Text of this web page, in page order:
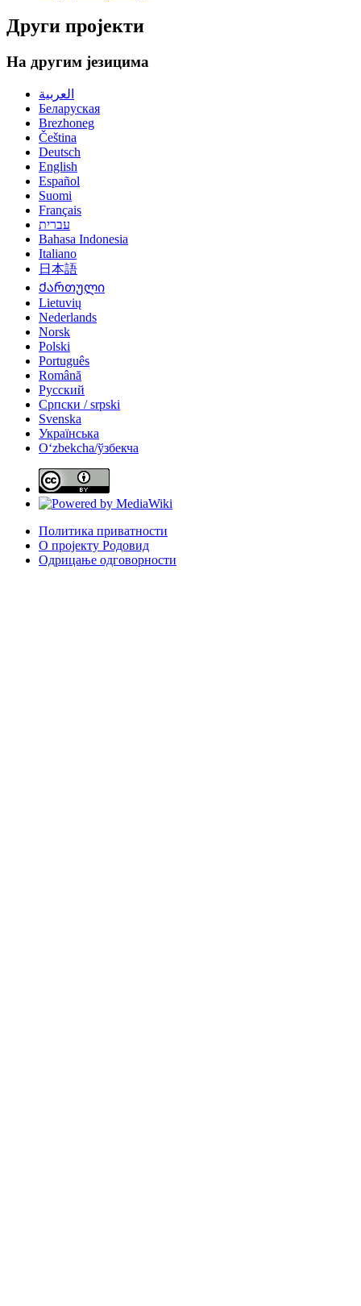
Други пројекти
На другим језицима
العربية
Беларуская
Brezhoneg
Čeština
Deutsch
English
Español
Suomi
Français
עברית
Bahasa Indonesia
Italiano
日本語
Ქართული
Lietuvių
Nederlands
Norsk
Polski
Português
Română
Русский
Српски / srpski
Svenska
Українська
Oʻzbekcha/ўзбекча
Политика приватности
О пројекту Родовид
Одрицање одговорности